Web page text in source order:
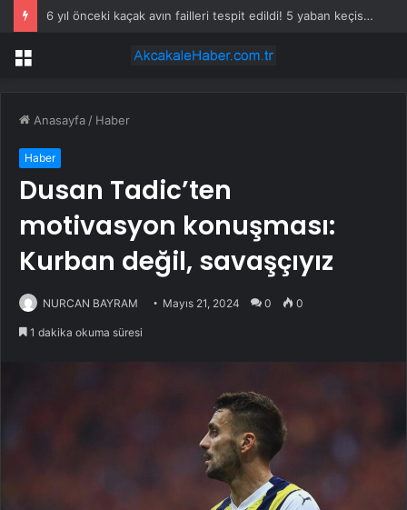
6 yıl önceki kaçak avın failleri tespit edildi! 5 yaban keçisi için ceza uygulandı
Menü
Anasayfa / Haber
Haber
Dusan Tadic’ten
motivasyon konuşması:
Kurban değil, savaşçıyız
NURCAN BAYRAM Mayıs 21, 2024 0 0
1 dakika okuma süresi